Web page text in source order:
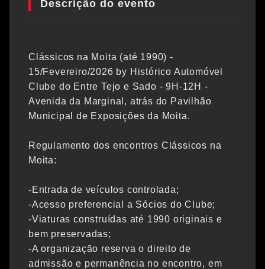
Descrição do evento
Clássicos na Moita (até 1990) -
15/Fevereiro/2026 by Histórico Automóvel
Clube do Entre Tejo e Sado - 9H-12H -
Avenida da Marginal, atrás do Pavilhão
Municipal de Exposições da Moita.
Regulamento dos encontros Clássicos na
Moita:
-Entrada de veículos controlada;
-Acesso preferencial a Sócios do Clube;
-Viaturas construídas até 1990 originais e
bem preservadas;
-A organização reserva o direito de
admissão e permanência no encontro, em